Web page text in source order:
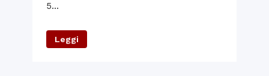
5...
Leggi